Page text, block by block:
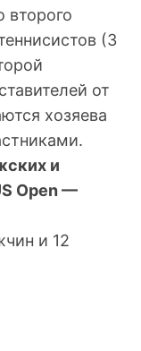
(3
от
хозяева
и
Open —
и 12